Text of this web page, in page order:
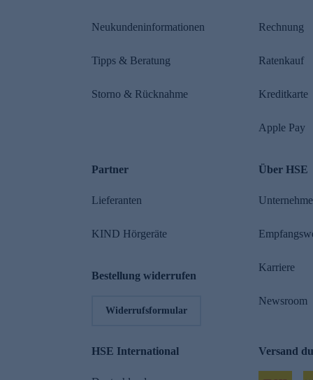
Neukundeninformationen
Tipps & Beratung
Storno & Rücknahme
Rechnung
Ratenkauf
Kreditkarte
Apple Pay
Partner
Lieferanten
KIND Hörgeräte
Bestellung widerrufen
Widerrufsformular
Über HSE
Karriere
Newsroom
HSE International Versand